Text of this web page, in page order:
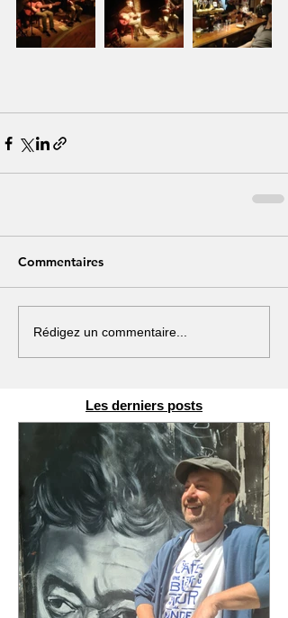
Commentaires
Rédigez un commentaire...
Les derniers posts